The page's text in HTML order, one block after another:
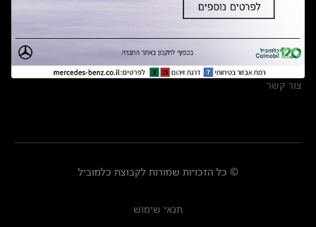
מצאו אותנו
אולמות תצוגה
מרכזי שירות
צור קשר
© כל הזכויות שמורות לקבוצת כלמוביל
תנאי שימוש